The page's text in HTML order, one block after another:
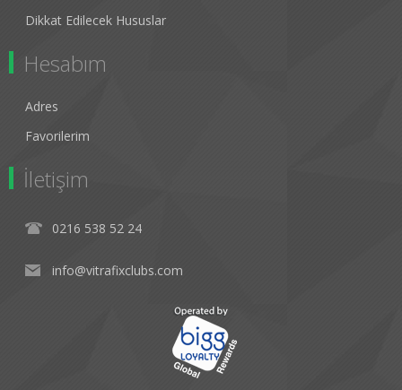
Dikkat Edilecek Hususlar
Hesabım
Adres
Favorilerim
İletişim
0216 538 52 24
info@vitrafixclubs.com